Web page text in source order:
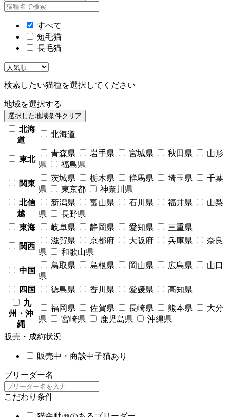
すべて
短毛猫
長毛猫
検索したい猫種を選択してください
地域を選択する
選択した地域条件クリア
北海
道
北海道
東北
青森県 岩手県 宮城県 秋田県
山形
県
福島県
関東
茨城県 栃木県 群馬県 埼玉県
千葉
県
東京都
神奈川県
北信
越
新潟県 富山県 石川県 福井県
山梨
県
長野県
東海
岐阜県 静岡県 愛知県 三重県
関西
滋賀県 京都府 大阪府 兵庫県
奈良
県
和歌山県
中国
鳥取県 島根県 岡山県 広島県
山口
県
四国
徳島県 香川県 愛媛県
高知県
九
州・沖
縄
福岡県 佐賀県 長崎県 熊本県
大分
県
宮崎県 鹿児島県
沖縄県
販売・成約状況
販売中・商談中子猫あり
ブリーダー名
こだわり条件